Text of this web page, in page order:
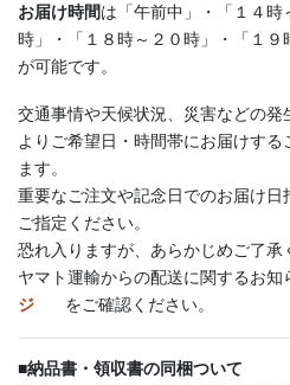
お届け時間は「午前中」・「１４時
時」・「１８時～２０時」・「１
が可能です。
交通事情や天候状況、災害などの発
よりご希望日・時間帯にお届けす
ます。
重要なご注文や記念日でのお届け
ご指定ください。
恐れ入りますが、あらかじめご了承
ヤマト運輸からの配送に関するお知
ジ
をご確認ください。
■納品書・領収書の同梱ついて